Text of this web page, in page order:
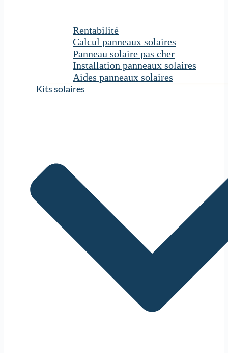
Rentabilité
Calcul panneaux solaires
Panneau solaire pas cher
Installation panneaux solaires
Aides panneaux solaires
Kits solaires